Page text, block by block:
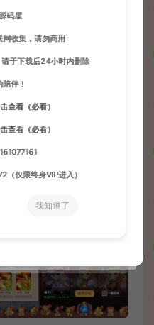
码屋
网收集，请勿商用
于下载后24小时内删除
伴！
查看（必看）
查看（必看）
（仅限终身VIP进入）
我知道了